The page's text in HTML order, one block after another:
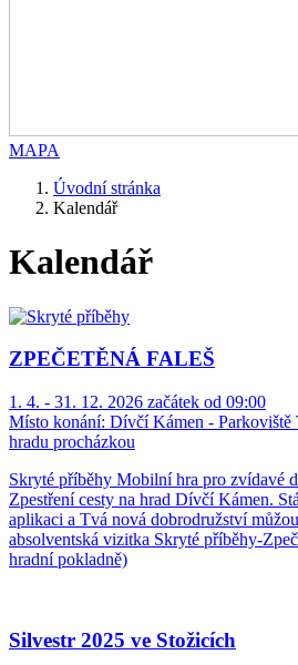
MAPA
Úvodní stránka
Kalendář
Kalendář
ZPEČETĚNÁ FALEŠ
1. 4. - 31. 12. 2026 začátek od 09:00
Místo konání: Dívčí Kámen -
hradu procházkou
Skryté příběhy Mobilní hra pro zvídavé
Zpestření cesty na hrad Dívčí Kámen.
aplikaci a Tvá nová dobrodružství
absolventská vizitka Skryté příběhy-
hradní pokladně)
Silvestr 2025 ve Stožicích